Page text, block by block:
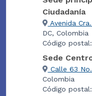
Ciudadanía
Avenida
DC, Colombia
Código postal:
Sede
Calle 63
Colombia
Código postal: